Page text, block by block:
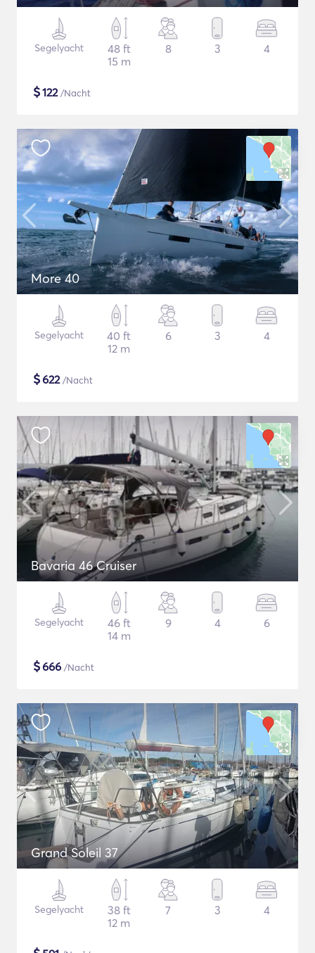
Segelyacht
48 ft
15 m
8 3 4
$122/Nacht
More 40
Segelyacht
40 ft
12 m
6 3 4
$622/Nacht
Bavaria 46 Cruiser
Segelyacht
46 ft
14 m
9 4 6
$666 /Nacht
Grand Soleil 37
Segelyacht
38 ft
12 m
7 3 4